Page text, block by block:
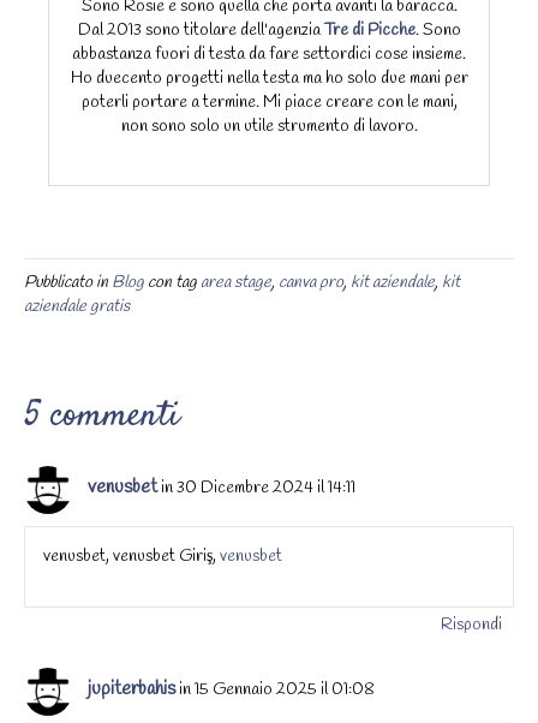
Sono Rosie e sono quella che porta avanti la baracca.
Dal 2013 sono titolare dell'agenziaTre di Picche. Sono
abbastanza fuori di testa da fare settordici cose insieme.
Ho duecento progetti nella testa ma ho solo due mani per
poterli portare a termine. Mi piace creare con le mani,
non sono solo un utile strumento di lavoro.
Pubblicato in Blog con tag area stage, canva pro, kit aziendale, kit
aziendale gratis
5 commenti
venusbet in 30 Dicembre 2024 il 14:11
venusbet, venusbet Giriş, venusbet
Rispondi
jupiterbahis in 15 Gennaio 2025 il 01:08